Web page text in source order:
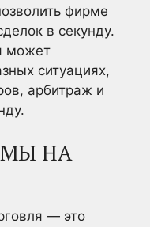
фирме
в секунду.
может
ситуациях,
арбитраж и
НА
— это